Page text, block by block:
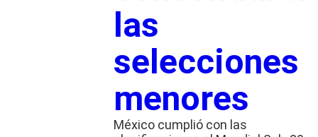
las
selecciones
menores
México cumplió con las